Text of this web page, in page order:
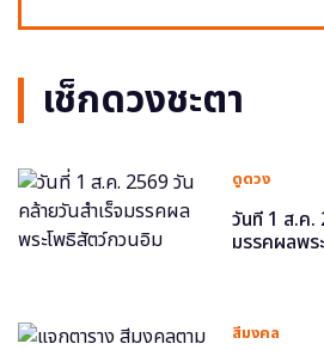
เช็กดวงชะตา
ดูดวง
วันที่ 1 ส.ค.
มรรคผลพร
สีมงคล